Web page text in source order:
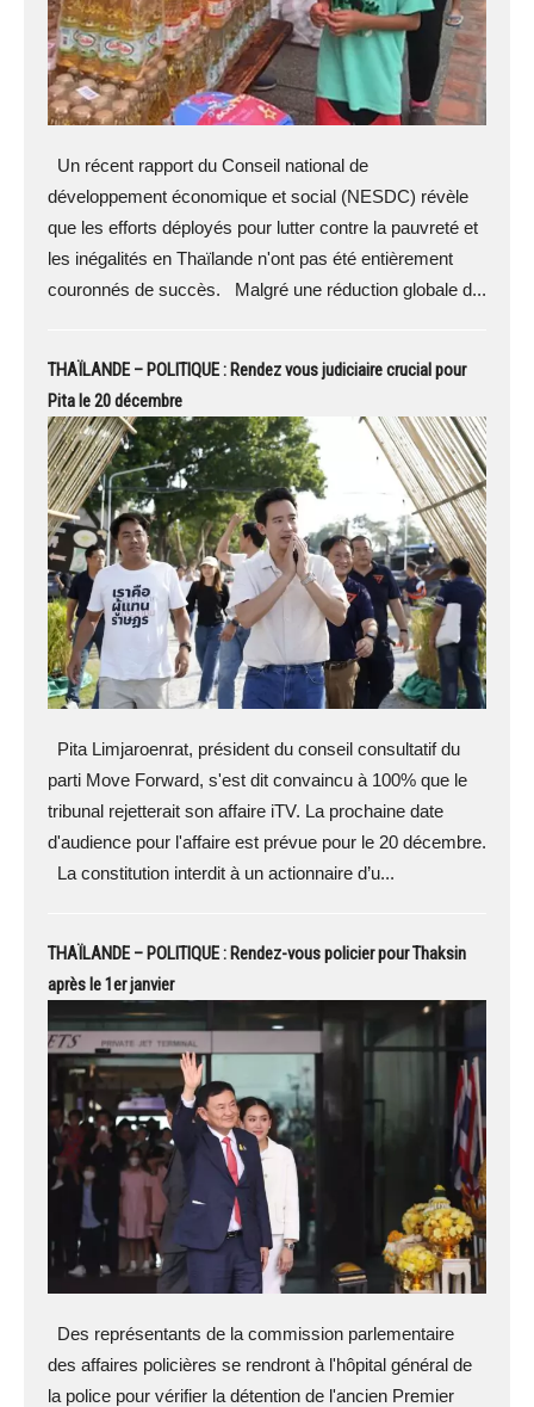
Un récent rapport du Conseil national de
développement économique et social (NESDC) révèle
que les efforts déployés pour lutter contre la pauvreté et
les inégalités en Thaïlande n'ont pas été entièrement
couronnés de succès. Malgré une réduction globale d...
THAÏLANDE – POLITIQUE : Rendez vous judiciaire crucial pour
Pita le 20 décembre
Pita Limjaroenrat, président du conseil consultatif du
parti Move Forward, s'est dit convaincu à 100% que le
tribunal rejetterait son affaire iTV. La prochaine date
d'audience pour l'affaire est prévue pour le 20 décembre.
La constitution interdit à un actionnaire d’u...
THAÏLANDE – POLITIQUE : Rendez-vous policier pour Thaksin
après le 1er janvier
Des représentants de la commission parlementaire
des affaires policières se rendront à l'hôpital général de
la police pour vérifier la détention de l'ancien Premier